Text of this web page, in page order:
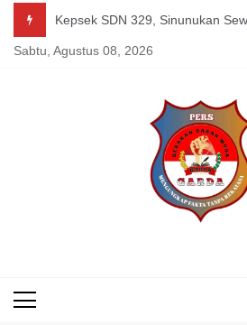
content
Uden Pimred Garda News
Kepsek SDN 329, Sinunukan
Sabtu, Agustus 08, 2026